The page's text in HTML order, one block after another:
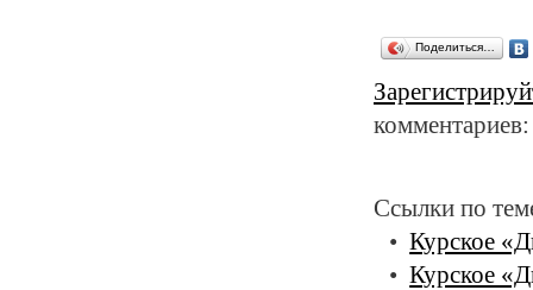
Поделиться…
Ссылки по
Курское
Курское